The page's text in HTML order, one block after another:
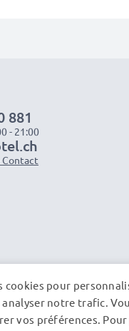
881
- 21:00
Contact
cookies pour
notre trafic.
vos préférences.